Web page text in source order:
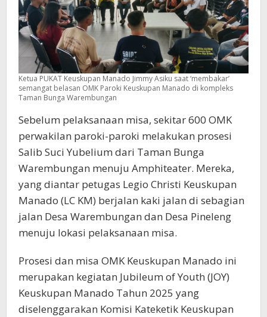
Ketua PUKAT Keuskupan Manado Jimmy Asiku saat ‘membakar’
semangat belasan OMK Paroki Keuskupan Manado di kompleks
Taman Bunga Warembungan
Sebelum pelaksanaan misa, sekitar 600 OMK
perwakilan paroki-paroki melakukan prosesi
Salib Suci Yubelium dari Taman Bunga
Warembungan menuju Amphiteater. Mereka,
yang diantar petugas Legio Christi Keuskupan
Manado (LC KM) berjalan kaki jalan di sebagian
jalan Desa Warembungan dan Desa Pineleng
menuju lokasi pelaksanaan misa.
Prosesi dan misa OMK Keuskupan Manado ini
merupakan kegiatan Jubileum of Youth (JOY)
Keuskupan Manado Tahun 2025 yang
diselenggarakan Komisi Kateketik Keuskupan